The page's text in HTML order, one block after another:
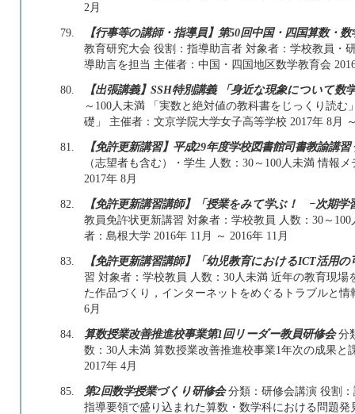
2月
79.
【行事等の講師・指導員】第50回中国・四国算数・
教育研究大会 役割：指導助言者 対象者：学校教員・
導助言を担当 主催者：中国・四国地区数学教育会
80.
【出張講義】SSH特別講義 「身近な現象について数
～100人未満 「実数と絶対値の教科書をじっくり読
礎」 主催者：文京学院大学女子高等学校 2017年 8月
81.
【免許更新講習】平成29年度学校図書館司書教諭講習
（志望者も含む）・学生 人数：30～100人未満 情報
2017年 8月
82.
【免許更新講習講師】「授業をみて学ぶ！ −次期
教員免許状更新講習 対象者：学校教員 人数：30～
者：島根大学 2016年 11月 ～ 2016年 11月
83.
【免許更新講習講師】「幼児教育におけるICT活用
習 対象者：学校教員 人数：30人未満 近年の教育現
た作品づくり，インターネットをめぐるトラブルと
6月
84.
算数授業改善推進校事業第1回リーダー教員研修会分
数：30人未満 算数授業改善推進校事業 1年次の成果
2017年 4月
85.
第2回数学授業づくり研修会分類：研修会講演 役割
指導要領で盛り込まれた算数・数学科における問題